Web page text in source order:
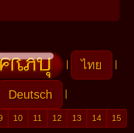
ไทย
Deutsch
10 11 12 13 14 15